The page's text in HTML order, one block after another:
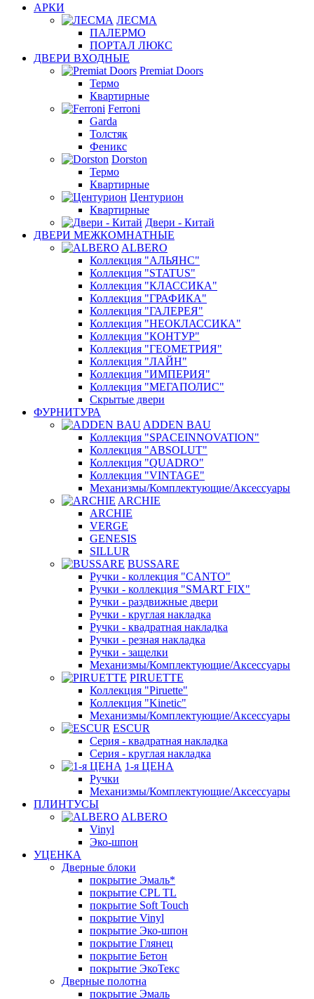
АРКИ
ЛЕСМА
ПАЛЕРМО
ПОРТАЛ ЛЮКС
ДВЕРИ ВХОДНЫЕ
Premiat Doors
Термо
Квартирные
Ferroni
Garda
Толстяк
Феникс
Dorston
Термо
Квартирные
Центурион
Квартирные
Двери - Китай
ДВЕРИ МЕЖКОМНАТНЫЕ
ALBERO
Коллекция "АЛЬЯНС"
Коллекция "STATUS"
Коллекция "КЛАССИКА"
Коллекция "ГРАФИКА"
Коллекция "ГАЛЕРЕЯ"
Коллекция "НЕОКЛАССИКА"
Коллекция "КОНТУР"
Коллекция "ГЕОМЕТРИЯ"
Коллекция "ЛАЙН"
Коллекция "ИМПЕРИЯ"
Коллекция "МЕГАПОЛИС"
Скрытые двери
ФУРНИТУРА
ADDEN BAU
Коллекция "SPACEINNOVATION"
Коллекция "ABSOLUT"
Коллекция "QUADRO"
Коллекция "VINTAGE"
Механизмы/Комплектующие/Аксессуары
ARCHIE
ARCHIE
VERGE
GENESIS
SILLUR
BUSSARE
Ручки - коллекция "CANTO"
Ручки - коллекция "SMART FIX"
Ручки - раздвижные двери
Ручки - круглая накладка
Ручки - квадратная накладка
Ручки - резная накладка
Ручки - защелки
Механизмы/Комплектующие/Аксессуары
PIRUETTE
Коллекция "Piruette"
Коллекция "Kinetic"
Механизмы/Комплектующие/Аксессуары
ESCUR
Серия - квадратная накладка
Серия - круглая накладка
1-я ЦЕНА
Ручки
Механизмы/Комплектующие/Аксессуары
ПЛИНТУСЫ
ALBERO
Vinyl
Эко-шпон
УЦЕНКА
Дверные блоки
покрытие Эмаль*
покрытие CPL TL
покрытие Soft Touch
покрытие Vinyl
покрытие Эко-шпон
покрытие Глянец
покрытие Бетон
покрытие ЭкоТекс
Дверные полотна
покрытие Эмаль